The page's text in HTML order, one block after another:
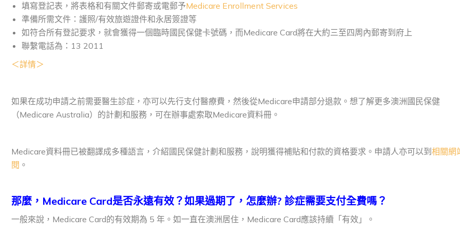
填寫登記表，將表格和有關文件郵寄或電郵予Medicare Enrollment Services
準備所需文件：護照/有效旅遊證件和永居簽證等
如符合所有登記要求，就會獲得一個臨時國民保健卡號碼，而Medicare Card將在大約三至四周內郵寄到府上
聯繫電話為：13 2011
＜詳情＞
如果在成功申請之前需要醫生診症，亦可以先行支付醫療費，然後從Medicare申請部分退款。想了解更多澳洲國民保健
（Medicare Australia）的計劃和服務，可在辦事處索取Medicare資料冊。
Medicare資料冊已被翻譯成多種語言，介紹國民保健計劃和服務，說明獲得補貼和付款的資格要求。申請人亦可以到 相關網
閱 。
那麼， Medicare Card是否永遠有效？如果過期了，怎麼辦? 診症需要支付全費嗎？
一般來說，Medicare Card的有效期為 5 年。如一直在澳洲居住，Medicare Card應該持續「有效」。